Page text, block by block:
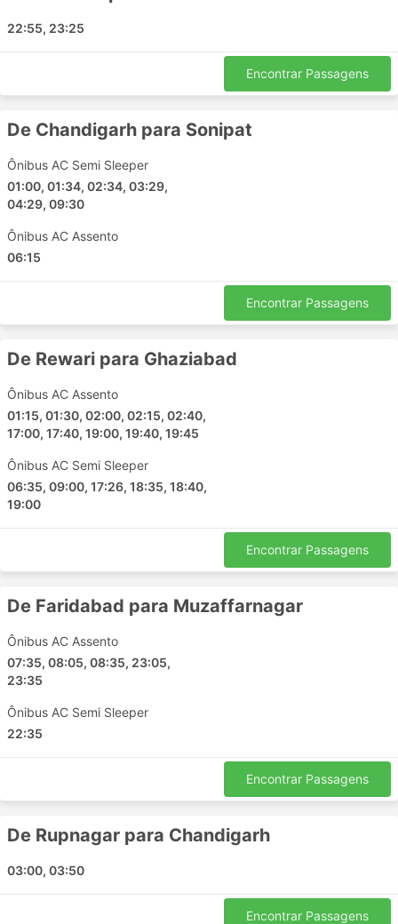
Vrindavan
Kannauj
Kainchi Dham
Chandigarh
Nainital
Deli
Basti
Ayodhya
Bareilly
Rudrapur
Kathgodam
Patna
Agra
Faizabad
Haveri
Tonk
Sirhind
Jewar
Rishikesh
Kotputli
Kiratpur Sahib
22:55, 23:25
Encontrar Passagens
De Chandigarh para Sonipat
Ônibus AC Semi Sleeper
01:00, 01:34, 02:34, 03:29,
04:29, 09:30
Ônibus AC Assento
06:15
Encontrar Passagens
De Rewari para Ghaziabad
Ônibus AC Assento
01:15, 01:30, 02:00, 02:15, 02:40,
17:00, 17:40, 19:00, 19:40, 19:45
Ônibus AC Semi Sleeper
06:35, 09:00, 17:26, 18:35, 18:40,
19:00
Encontrar Passagens
De Faridabad para Muzaffarnagar
Ônibus AC Assento
07:35, 08:05, 08:35, 23:05,
23:35
Ônibus AC Semi Sleeper
22:35
Encontrar Passagens
De Rupnagar para Chandigarh
03:00, 03:50
Encontrar Passagens